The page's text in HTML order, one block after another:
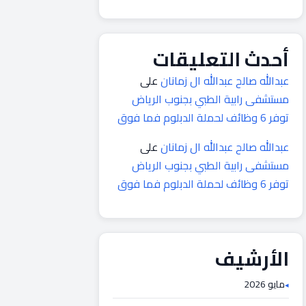
أحدث التعليقات
عبدالله صالح عبدالله ال زمانانعلى
مستشفى رابية الطبي بجنوب الرياض
توفر 6 وظائف لحملة الدبلوم فما فوق
عبدالله صالح عبدالله ال زمانانعلى
مستشفى رابية الطبي بجنوب الرياض
توفر 6 وظائف لحملة الدبلوم فما فوق
الأرشيف
مايو 2026